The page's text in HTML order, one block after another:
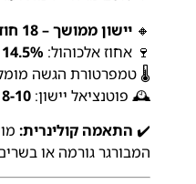
🔸 יישון ממושך – 18 חודשים בחביות עץ אלון צרפתיות
🍷 אחוז אלכוהול: 14.5%
🌡️ טמפרטורת הגשה
🕰️ פוטנציאל יישון: 8-10 שנים
✔️ התאמה קולינרית:
המבורגר גורמה או